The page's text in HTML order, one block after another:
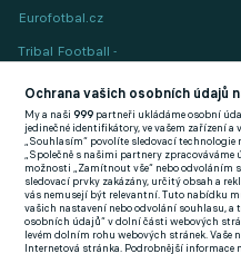
Eurofotbal.cz
Tribal Football -
(EN)
FlashFutbal (SK)
Tenisportal.cz
Tenisové zprávy
na Livesportu
Ochrana vašich osobních údajů
My a naši999 partneři ukládáme osobní
jedinečné identifikátory, ve vašem zařízení
„Souhlasím“ povolíte sledovací technologie
„Společně s našimi partnery zpracováváme
možnosti „Zamítnout vše“ nebo odvoláním
sledovací prvky zakázány, určitý obsah a
vás nemusejí být relevantní. Tuto nabídku
vašich nastavení nebo odvolání souhlasu,
osobních údajů“ v dolní části webových
levém dolním rohu webových stránek. Vaše
Internetová stránka. Podrobnější informace